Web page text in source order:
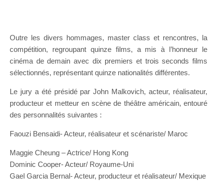
Outre les divers hommages, master class et rencontres, la
compétition, regroupant quinze films, a mis à l’honneur le
cinéma de demain avec dix premiers et trois seconds films
sélectionnés, représentant quinze nationalités différentes.
Le jury a été présidé par John Malkovich, acteur, réalisateur,
producteur et metteur en scène de théâtre américain, entouré
des personnalités suivantes :
Faouzi Bensaidi- Acteur, réalisateur et scénariste/ Maroc
Maggie Cheung – Actrice/ Hong Kong
Dominic Cooper- Acteur/ Royaume-Uni
Gael Garcia Bernal- Acteur, producteur et réalisateur/ Mexique